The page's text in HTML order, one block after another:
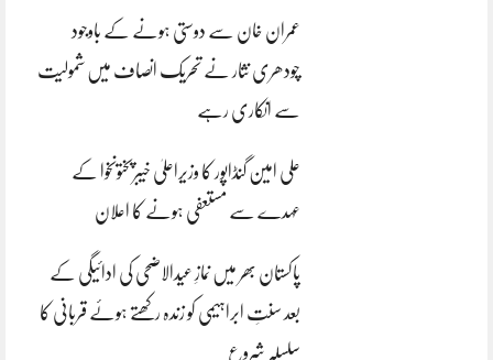
عمران خان سے دوستی ہونے کے باوجود
چودھری نثار نے تحریک انصاف میں شمولیت
سے انکاری رہے
علی امین گنڈاپور کا وزیراعلیٰ خیبرپختونخوا کے
عہدے سے مستعفی ہونے کا اعلان
پاکستان بھر میں نمازِ عیدالاضحی کی ادائیگی کے
بعد سنتِ ابراہیمی کو زندہ رکھتے ہوئے قربانی کا
سلسلہ شروع